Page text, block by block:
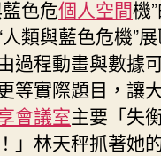
色危個人空間機
類與藍色危機”
過程動畫與數據
等實際題目，讓
會議室主要「失
」林天秤抓著她